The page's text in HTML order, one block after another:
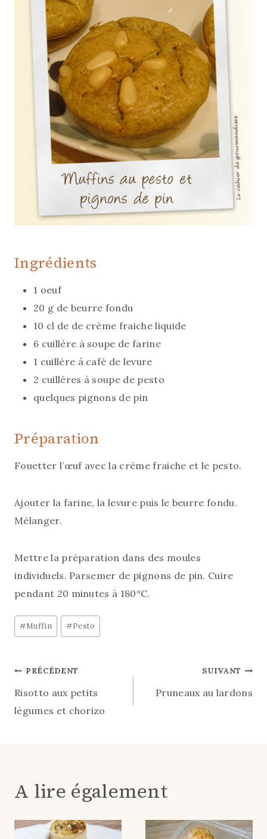
Ingrédients
1 oeuf
20 g de beurre fondu
10 cl de de crème fraiche liquide
6 cuillère à soupe de farine
1 cuillère à café de levure
2 cuillères à soupe de pesto
quelques pignons de pin
Préparation
Fouetter l’œuf avec la crème fraiche et le pesto.
Ajouter la farine, la levure puis le beurre fondu.
Mélanger.
Mettre la préparation dans des moules
individuels. Parsemer de pignons de pin. Cuire
pendant 20 minutes à 180°C.
Post
Tags:
#Muffin #Pesto
Navigation
de
PRÉCÉDENT
Risotto aux petits
légumes et chorizo
SUIVANT
Pruneaux au lardons
A lire également